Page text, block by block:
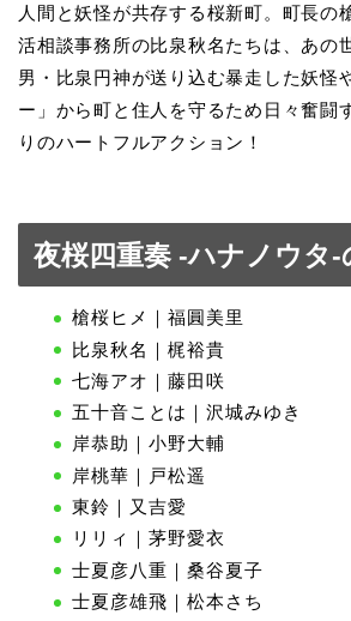
人間と妖怪が共存する桜新町。町長の
活相談事務所の比泉秋名たちは、あの
男・比泉円神が送り込む暴走した妖怪
ー」から町と住人を守るため日々奮闘
りのハートフルアクション！
夜桜四重奏 -ハナノウタ-
槍桜ヒメ｜福圓美里
比泉秋名｜梶裕貴
七海アオ｜藤田咲
五十音ことは｜沢城みゆき
岸恭助｜小野大輔
岸桃華｜戸松遥
東鈴｜又吉愛
リリィ｜茅野愛衣
士夏彦八重｜桑谷夏子
士夏彦雄飛｜松本さち